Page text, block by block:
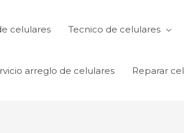
celulares Tecnico de celulares
arreglo de celulares Reparar